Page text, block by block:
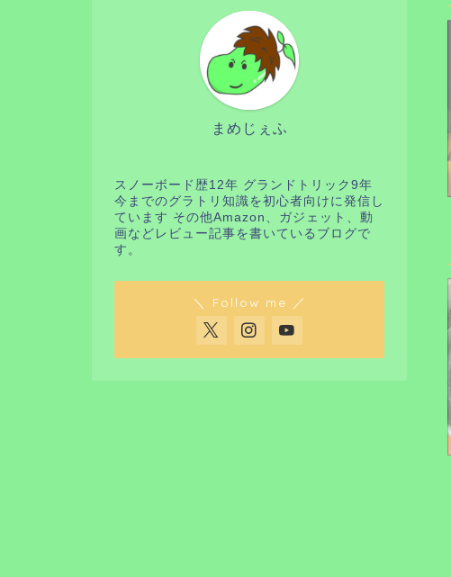
まめじぇふ
スノーボード歴12年 グランドトリック9年
今までのグラトリ知識を初心者向けに発信し
ています その他Amazon、ガジェット、動
画などレビュー記事を書いているブログで
す。
＼ Follow me ／